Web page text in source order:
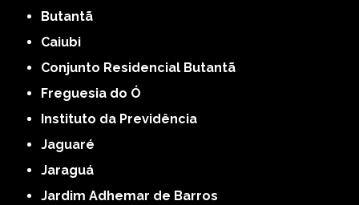
Butantã
Caiubi
Conjunto Residencial Butantã
Freguesia do Ó
Instituto da Previdência
Jaguaré
Jaraguá
Jardim Adhemar de Barros